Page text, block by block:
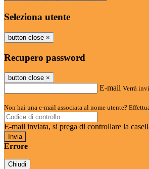
Seleziona utente
button close ×
Recupero password
button close ×
E-mail Verrà
Non hai una e-mail associata al nome utente?
E-mail inviata, si prega di controllare la
Errore
Chiudi